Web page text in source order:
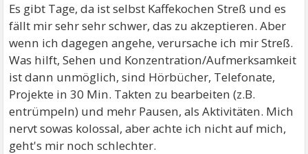
Es gibt Tage, da ist selbst Kaffekochen Streß und es
fällt mir sehr sehr schwer, das zu akzeptieren. Aber
wenn ich dagegen angehe, verursache ich mir Streß.
Was hilft, Sehen und Konzentration/Aufmerksamkeit
ist dann unmöglich, sind Hörbücher, Telefonate,
Projekte in 30 Min. Takten zu bearbeiten (z.B.
entrümpeln) und mehr Pausen, als Aktivitäten. Mich
nervt sowas kolossal, aber achte ich nicht auf mich,
geht's mir noch schlechter.